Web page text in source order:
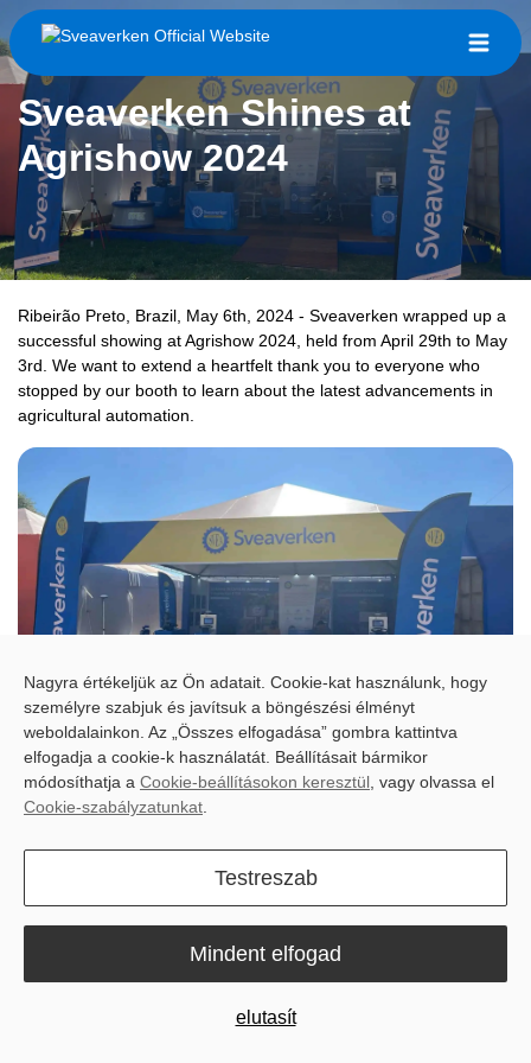
Sveaverken Shines at
Agrishow 2024
Ribeirão Preto, Brazil, May 6th, 2024 - Sveaverken wrapped up a
successful showing at Agrishow 2024, held from April 29th to May
3rd. We want to extend a heartfelt thank you to everyone who
stopped by our booth to learn about the latest advancements in
agricultural automation.
Showcasing the Future of Farming
Our team was thrilled to showcase the innovative F100 auto-steer
system and the handy Robopusher Nimbo. Farmers and industry
solutions to streamline operations, enhance efficiency, and
empower them to focus on what matters most – running a
The Sveaverken team captured some of the action, showcasing
Nagyra értékeljük az Ön adatait. Cookie-kat használunk, hogy
személyre szabjuk és javítsuk a böngészési élményt
weboldalainkon. Az „Összes elfogadása” gombra kattintva
elfogadja a cookie-k használatát. Beállításait bármikor
módosíthatja a Cookie-beállításokon keresztül , vagy olvassa el
Cookie-szabályzatunkat
Testreszab
elutasít
Mindent elfogad